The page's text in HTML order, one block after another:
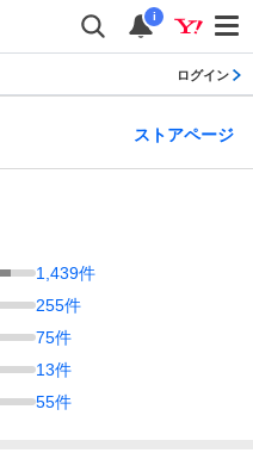
i
ログイン
ストアページ
1,439件
255件
75件
13件
55件